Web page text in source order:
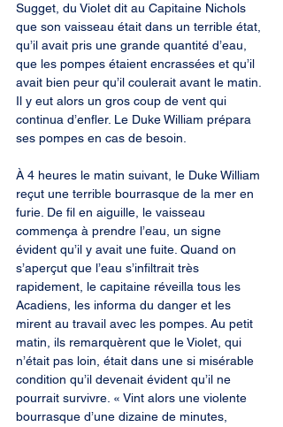
Sugget, du Violet dit au Capitaine Nichols
que son vaisseau était dans un terrible état,
qu’il avait pris une grande quantité d’eau,
que les pompes étaient encrassées et qu’il
avait bien peur qu’il coulerait avant le matin.
Il y eut alors un gros coup de vent qui
continua d’enfler. Le Duke William prépara
ses pompes en cas de besoin.
À 4 heures le matin suivant, le Duke William
reçut une terrible bourrasque de la mer en
furie. De fil en aiguille, le vaisseau
commença à prendre l’eau, un signe
évident qu’il y avait une fuite. Quand on
s’aperçut que l’eau s’infiltrait très
rapidement, le capitaine réveilla tous les
Acadiens, les informa du danger et les
mirent au travail avec les pompes. Au petit
matin, ils remarquèrent que le Violet, qui
n’était pas loin, était dans une si misérable
condition qu’il devenait évident qu’il ne
pourrait survivre. « Vint alors une violente
bourrasque d’une dizaine de minutes,